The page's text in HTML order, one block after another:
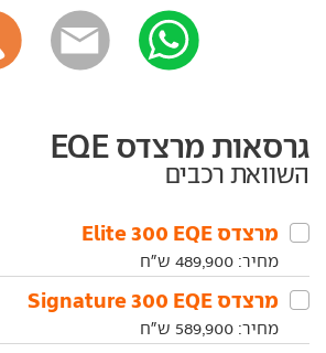
גרסאות מרצדס EQE
השוואת רכבים
מרצדס‏ EQE‏ 300 Elite
מחיר: 489,900 ש"ח
מרצדס‏ EQE‏ 300 Signature
מחיר: 589,900 ש"ח